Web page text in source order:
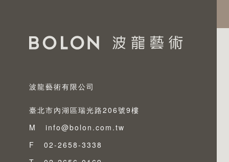
波龍藝術有限公司
臺北市內湖區瑞光路206號9樓
M
info@bolon.com.tw
F
02-2658-3338